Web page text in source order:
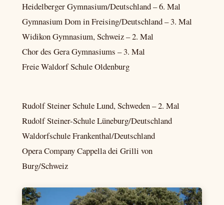
Heidelberger Gymnasium/Deutschland – 6. Mal
Gymnasium Dom in Freising/Deutschland – 3. Mal
Widikon Gymnasium, Schweiz – 2. Mal
Chor des Gera Gymnasiums – 3. Mal
Freie Waldorf Schule Oldenburg
Rudolf Steiner Schule Lund, Schweden – 2. Mal
Rudolf Steiner-Schule Lüneburg/Deutschland
Waldorfschule Frankenthal/Deutschland
Opera Company Cappella dei Grilli von
Burg/Schweiz